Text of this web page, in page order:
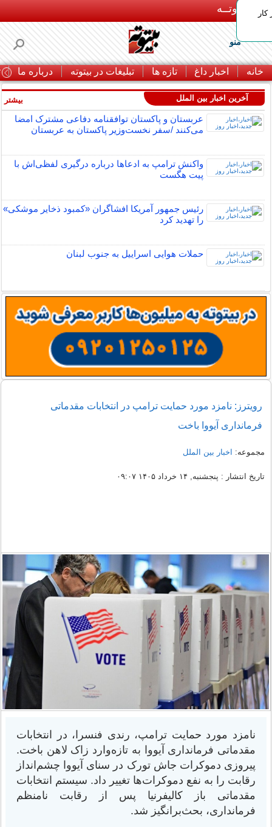
بـیتوتــه
منو
خانه اخبار داغ تازه ها تبلیغات در بیتوته درباره ما
آخرین اخبار بین الملل
عربستان و پاکستان توافقنامه دفاعی مشترک امضا
می‌کنند /سفر نخست‌وزیر پاکستان به عربستان
واکنش ترامپ به ادعاها درباره درگیری لفظی‌اش با
پیت هگست
رئیس جمهور آمریکا افشاگران «کمبود ذخایر موشکی»
را تهدید کرد
حملات هوایی اسراییل به جنوب لبنان
بیشتر
رویترز: نامزد مورد حمایت ترامپ در انتخابات مقدماتی
فرمانداری آیووا باخت
مجموعه: اخبار بین الملل
تاریخ انتشار : پنجشنبه, ۱۴ خرداد ۱۴۰۵ ۰۹:۰۷
نامزد مورد حمایت ترامپ، رندی فنسرا، در انتخابات
مقدماتی فرمانداری آیووا به تازه‌وارد زاک لاهن باخت.
پیروزی دموکرات جاش تورک در سنای آیووا چشم‌انداز
رقابت را به نفع دموکرات‌ها تغییر داد. سیستم انتخابات
مقدماتی باز کالیفرنیا پس از رقابت نامنظم
فرمانداری، بحث‌برانگیز شد.